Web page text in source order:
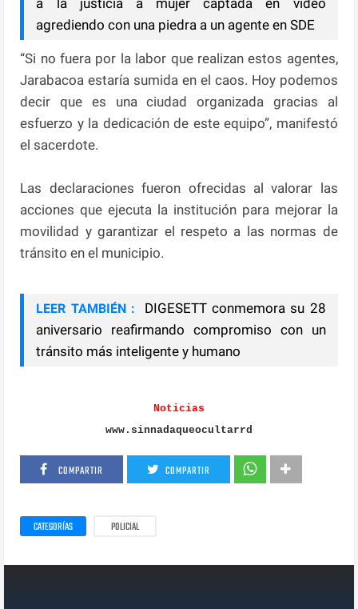
agrediendo con una piedra a un agente en SDE
“Si no fuera por la labor que realizan estos agentes,
Jarabacoa estaría sumida en el caos. Hoy podemos
decir que es una ciudad organizada gracias al
esfuerzo y la dedicación de este equipo”, manifestó
el sacerdote.
Las declaraciones fueron ofrecidas al valorar las
acciones que ejecuta la institución para mejorar la
movilidad y garantizar el respeto a las normas de
tránsito en el municipio.
LEER TAMBIÉN :
DIGESETT conmemora su 28
aniversario reafirmando compromiso con un
tránsito más inteligente y humano
Noticias
www.sinnadaqueocultarrd
COMPARTIR COMPARTIR
CATEGORÍAS POLICIAL